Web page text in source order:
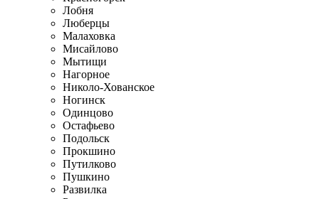
Лобня
Люберцы
Малаховка
Мисайлово
Мытищи
Нагорное
Николо-Хованское
Ногинск
Одинцово
Остафьево
Подольск
Прокшино
Путилково
Пушкино
Развилка